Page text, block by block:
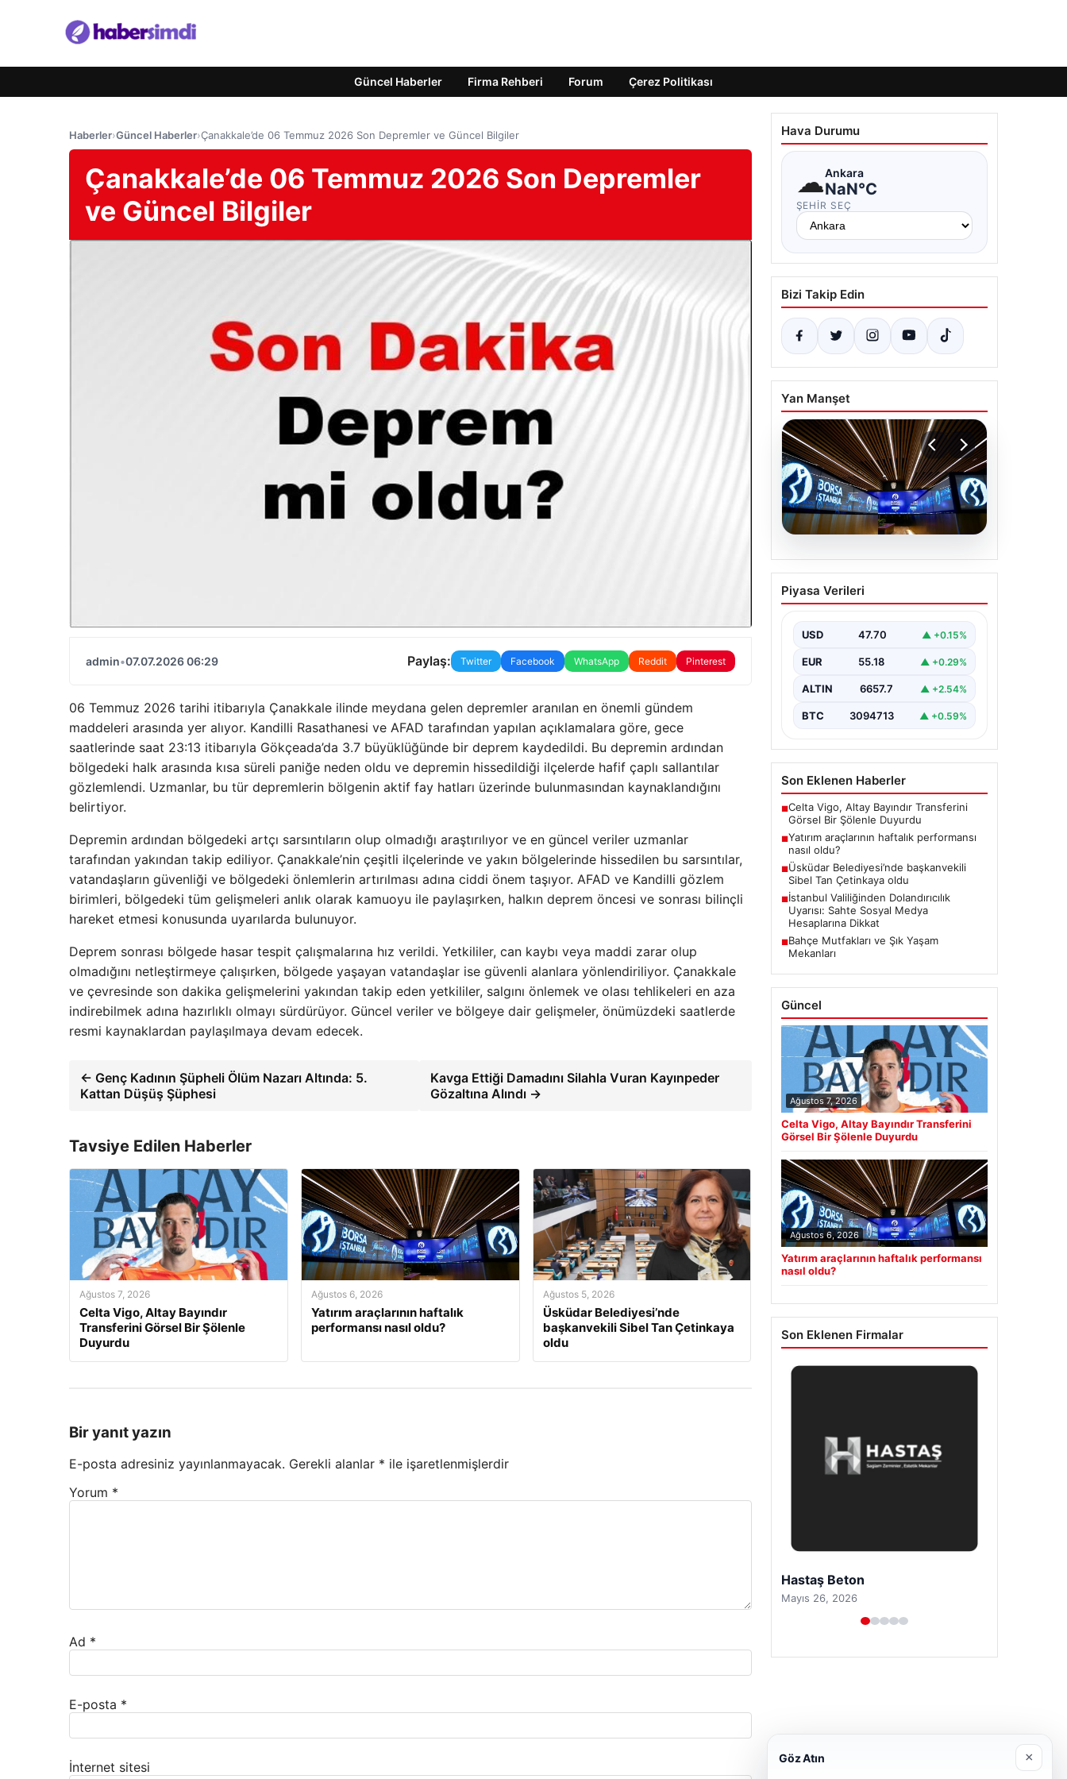
Güncel Haberler Firma Rehberi Forum Çerez Politikası
Haberler›Güncel Haberler›Çanakkale’de 06 Temmuz 2026 Son Depremler ve Güncel Bilgiler
Çanakkale’de 06 Temmuz 2026 Son Depremler
ve Güncel Bilgiler
admin•07.07.2026 06:29 Paylaş: Twitter Facebook WhatsApp Reddit Pinterest
06 Temmuz 2026 tarihi itibarıyla Çanakkale ilinde meydana gelen depremler aranılan en önemli gündem
maddeleri arasında yer alıyor. Kandilli Rasathanesi ve AFAD tarafından yapılan açıklamalara göre, gece
saatlerinde saat 23:13 itibarıyla Gökçeada’da 3.7 büyüklüğünde bir deprem kaydedildi. Bu depremin ardından
bölgedeki halk arasında kısa süreli paniğe neden oldu ve depremin hissedildiği ilçelerde hafif çaplı sallantılar
gözlemlendi. Uzmanlar, bu tür depremlerin bölgenin aktif fay hatları üzerinde bulunmasından kaynaklandığını
belirtiyor.
Depremin ardından bölgedeki artçı sarsıntıların olup olmadığı araştırılıyor ve en güncel veriler uzmanlar
tarafından yakından takip ediliyor. Çanakkale’nin çeşitli ilçelerinde ve yakın bölgelerinde hissedilen bu sarsıntılar,
vatandaşların güvenliği ve bölgedeki önlemlerin artırılması adına ciddi önem taşıyor. AFAD ve Kandilli gözlem
birimleri, bölgedeki tüm gelişmeleri anlık olarak kamuoyu ile paylaşırken, halkın deprem öncesi ve sonrası bilinçli
hareket etmesi konusunda uyarılarda bulunuyor.
Deprem sonrası bölgede hasar tespit çalışmalarına hız verildi. Yetkililer, can kaybı veya maddi zarar olup
olmadığını netleştirmeye çalışırken, bölgede yaşayan vatandaşlar ise güvenli alanlara yönlendiriliyor. Çanakkale
ve çevresinde son dakika gelişmelerini yakından takip eden yetkililer, salgını önlemek ve olası tehlikeleri en aza
indirebilmek adına hazırlıklı olmayı sürdürüyor. Güncel veriler ve bölgeye dair gelişmeler, önümüzdeki saatlerde
resmi kaynaklardan paylaşılmaya devam edecek.
← Genç Kadının Şüpheli Ölüm Nazarı Altında: 5.
Kattan Düşüş Şüphesi
Kavga Ettiği Damadını Silahla Vuran Kayınpeder
Gözaltına Alındı →
Tavsiye Edilen Haberler
Ağustos 7, 2026
Celta Vigo, Altay Bayındır
Transferini Görsel Bir Şölenle
Duyurdu
Ağustos 6, 2026
Yatırım araçlarının haftalık
performansı nasıl oldu?
Ağustos 5, 2026
Üsküdar Belediyesi’nde
başkanvekili Sibel Tan Çetinkaya
oldu
Bir yanıt yazın
E-posta adresiniz yayınlanmayacak. Gerekli alanlar * ile işaretlenmişlerdir
Yorum *
Ad *
E-posta *
İnternet sitesi
Hava Durumu
☁Ankara
NaN°C
ŞEHIR SEÇ
Bizi Takip Edin
Yan Manşet
06.08.2026
Yatırım araçlarının
haftalık performansı
Piyasa Verileri
USD 47.70 ▲ +0.15%
EUR 55.18 ▲ +0.29%
ALTIN 6657.7 ▲ +2.54%
BTC 3094713 ▲ +0.59%
Son Eklenen Haberler
■Celta Vigo, Altay Bayındır Transferini
Görsel Bir Şölenle Duyurdu
■Yatırım araçlarının haftalık performansı
nasıl oldu?
■Üsküdar Belediyesi’nde başkanvekili
Sibel Tan Çetinkaya oldu
■İstanbul Valiliğinden Dolandırıcılık
Uyarısı: Sahte Sosyal Medya
Hesaplarına Dikkat
■Bahçe Mutfakları ve Şık Yaşam
Mekanları
Güncel
Ağustos 7, 2026
Celta Vigo, Altay Bayındır Transferini
Görsel Bir Şölenle Duyurdu
Ağustos 6, 2026
Yatırım araçlarının haftalık performansı
nasıl oldu?
Son Eklenen Firmalar
Enes Kaplan Avukatlık Bürosu
Nisan 28, 2026
Göz Atın ×